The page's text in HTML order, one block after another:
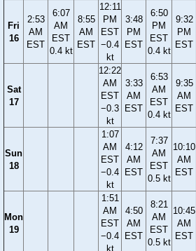
Fri
16
2:53
AM
EST
6:07
AM
EST
0.4 kt
8:55
AM
EST
12:11
PM
EST
−0.4
kt
3:48
PM
EST
6:50
PM
EST
0.4 kt
9:32
PM
EST
Sat
17
12:22
AM
EST
−0.3
kt
3:33
AM
EST
6:53
AM
EST
0.4 kt
9:35
AM
EST
Sun
18
1:07
AM
EST
−0.4
kt
4:12
AM
EST
7:37
AM
EST
0.5 kt
10:10
AM
EST
Mon
19
1:51
AM
EST
−0.4
kt
4:50
AM
EST
8:21
AM
EST
0.5 kt
10:45
AM
EST